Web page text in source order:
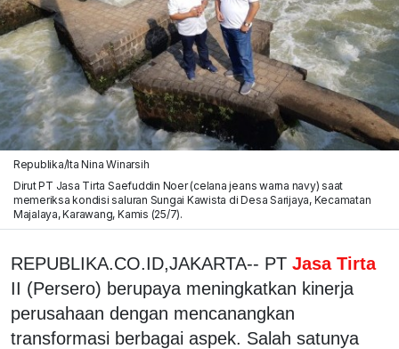
Republika/Ita Nina Winarsih
Dirut PT Jasa Tirta Saefuddin Noer (celana jeans warna navy) saat
memeriksa kondisi saluran Sungai Kawista di Desa Sarijaya, Kecamatan
Majalaya, Karawang, Kamis (25/7).
REPUBLIKA.CO.ID,JAKARTA-- PT Jasa Tirta
II (Persero) berupaya meningkatkan kinerja
perusahaan dengan mencanangkan
transformasi berbagai aspek. Salah satunya